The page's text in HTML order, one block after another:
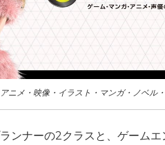
ニメ・映像・イラスト・マンガ・ノベル
ンナーの2クラスと、ゲーム